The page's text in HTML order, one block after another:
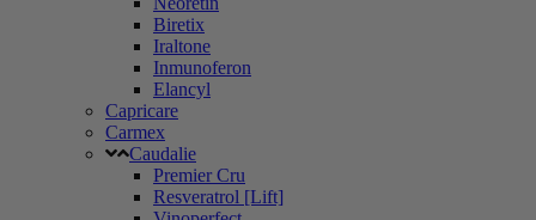
Biretix
Iraltone
Inmunoferon
Elancyl
Capricare
Carmex
Caudalie
Premier Cru
Resveratrol [Lift]